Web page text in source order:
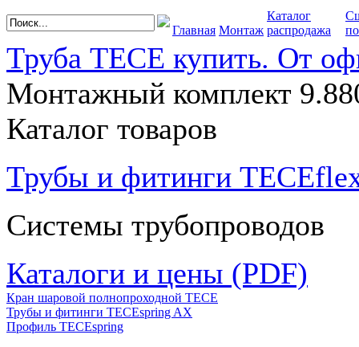
Главная Монтаж
Каталог
распродажа
Труба TECE купить. От
Монтажный комплект
Каталог товаров
Трубы и фитинги
Системы трубопроводов
Каталоги и цены (PDF)
Кран шаровой полнопроходной ТЕСЕ
Трубы и фитинги TECEspring AX
Профиль TECEspring